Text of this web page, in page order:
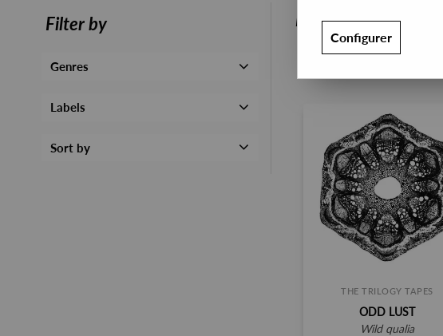
Filter by
Genres
Labels
Sort by
PRESALES EXCLUSIVES
THE TRILOGY TAPES
ODD LUST
wild qualia
Configurer